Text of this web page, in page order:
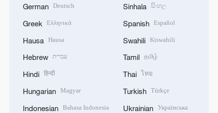
German Deutsch
Greek Ελληνικά
Hausa Hausa
Hebrew עברית
Hindi हिन्दी
Hungarian Magyar
Indonesian Bahasa Indonesia
Sinhala සිංහල
Spanish Español
Swahili Kiswahili
Tamil தமிழ்
Thai ไทย
Turkish Türkçe
Ukrainian Українська